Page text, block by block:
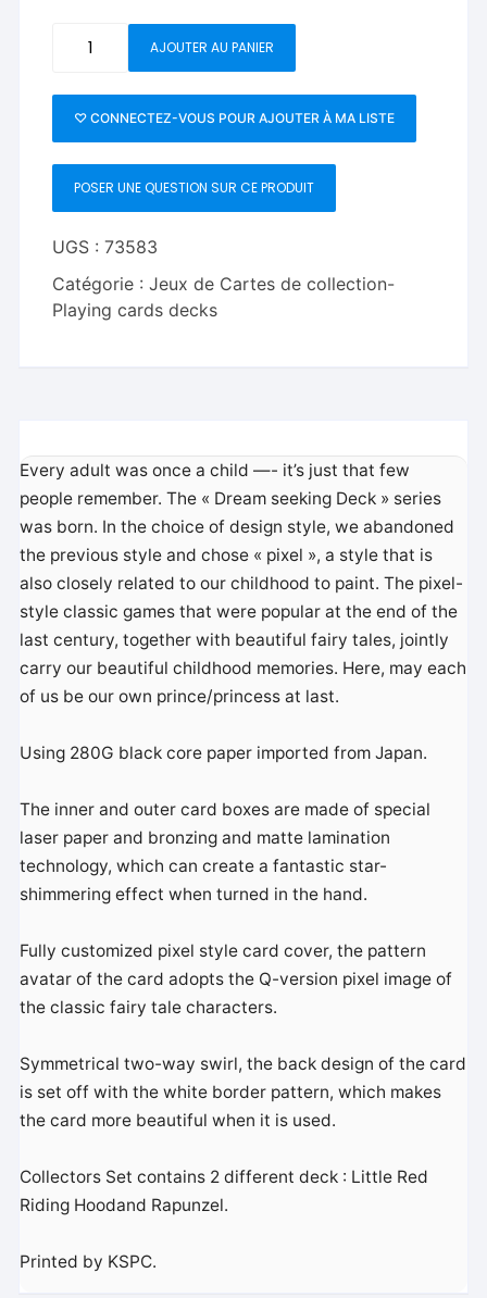
Seeking
Collectors
Set
Playing
Cards
by
Star
AJOUTER AU PANIER
♡ CONNECTEZ-VOUS POUR AJOUTER À MA LISTE
POSER UNE QUESTION SUR CE PRODUIT
UGS :73583
Catégorie :Jeux de Cartes de collection-
Playing cards decks
Every adult was once a child —- it’s just that few
people remember. The « Dream seeking Deck » series
was born. In the choice of design style, we abandoned
the previous style and chose « pixel », a style that is
also closely related to our childhood to paint. The pixel-
style classic games that were popular at the end of the
last century, together with beautiful fairy tales, jointly
carry our beautiful childhood memories. Here, may each
of us be our own prince/princess at last.
Using 280G black core paper imported from Japan.
The inner and outer card boxes are made of special
laser paper and bronzing and matte lamination
technology, which can create a fantastic star-
shimmering effect when turned in the hand.
Fully customized pixel style card cover, the pattern
avatar of the card adopts the Q-version pixel image of
the classic fairy tale characters.
Symmetrical two-way swirl, the back design of the card
is set off with the white border pattern, which makes
the card more beautiful when it is used.
Collectors Set contains 2 different deck : Little Red
Riding Hoodand Rapunzel.
Printed by KSPC.